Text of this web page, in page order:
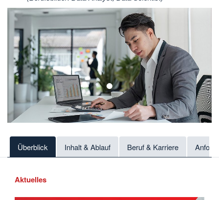
1
Überblick Inhalt & Ablauf Beruf & Karriere
Aktuelles